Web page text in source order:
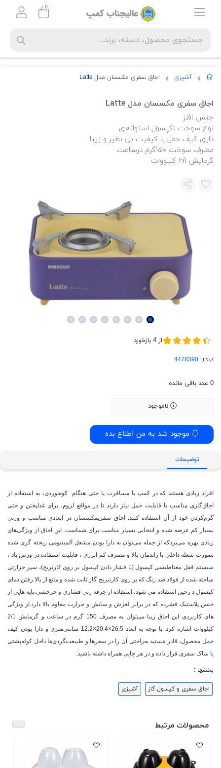
آشپزی اجاق سفری مکسسان مدل Latte
اجاق سفری مکسسان مدل Latte
جنس :فلز
نوع سوخت :کپسول استوانه‌ای
دارای کیف حمل با کیفیت بی نطیر و زیبا
مصرف سوخت ۱۵۰گرم درساعت
گرمایش ۲/۱ کیلووات
از 4 بازخورد
کدکالا:
0 عدد باقی مانده
ناموجود
موجود شد به من اطلاع بده
توضیحات
افراد زیادی هستند که در کمپ یا مسافرت یا حتی هنگام کوه‌نوردی، به استفاده از
اجاق‌گازی مناسب با قابلیت حمل نیاز دارند تا در مواقع لزوم، برای غذاپختن و حتی
گرم‌کردن خود از آن استفاده کنند. اجاق سفریمکسسان در ابعادی مناسب و وزنی
بسیار کم عرضه شده و انتخابی بسیار مناسب برای شماست. این اجاق از ویژگی‌های
زیادی بهره می‌بردکه از جمله می‌توان به دارا بودن مشعل آلمینیومی ریخته گری شده
بصورت شعله داخلی با راندمان بالا و مصرف کم انرژی ، قابلیت استفاده در وزش باد ،
سیستم قفل مغناطیسی کپسول (با فشار دادن کپسول بر روی کارتریج)، سپر حرارتی
ساخته شده از فولاد ضد زنگ که بر روی کارتیریج گاز ثابت شده و مانع از بالا رفتن دمای
کپسول د رحین استفاده می شود، استفاده از جرقه زنی فشاری و چرخشی،پایه هایی از
جنس پلاستیک فشرده که در برابر لغزش و سایش و حرارت مقاوم بالا دارد.از ویژگی
های کاربردی این اجاق زیبا می‌توان به مصرف 150 گرم در ساعت و گرمایش 2/1
کیلووات اشاره کرد. با توجه به ابعاد 26.5×20.4×12.2 سانتی‌متری و دارا بودن کیف
حمل محصول، قادر هستید به‌راحتی آن را در سفرها و طبیعت‌گردی‌ها داخل کوله‌پشتی
یا ساک سفری قرار داده و در هر جایی همراه داشته باشید.
بخشها :
اجاق سفری و کپسول گاز آشپزی
محصولات مرتبط
0